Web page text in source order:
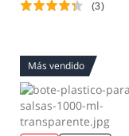
(3)
Más vendido